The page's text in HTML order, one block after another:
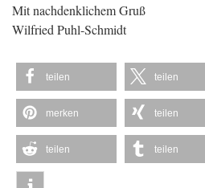
Mit nachdenklichem Gruß
Wilfried Puhl-Schmidt
teilen teilen
merken teilen
teilen teilen